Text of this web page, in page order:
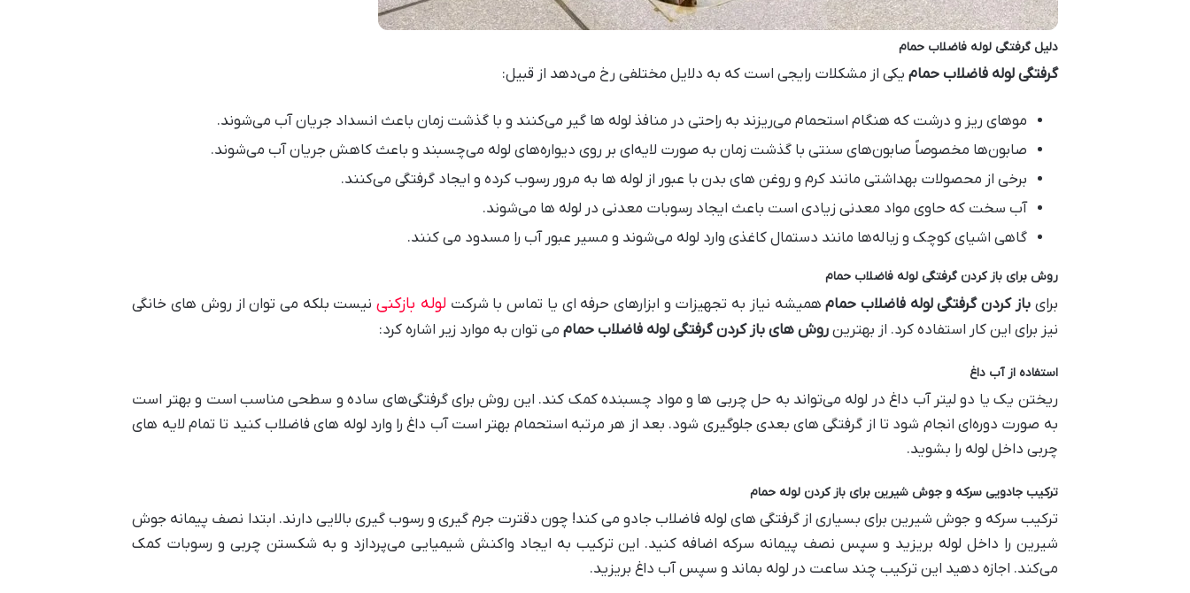
دلیل گرفتگی لوله فاضلاب حمام
گرفتگی لوله فاضلاب حمام یکی از مشکلات رایجی است که به دلایل مختلفی رخ می‌دهد از قبیل:
موهای ریز و درشت که هنگام استحمام می‌ریزند به راحتی در منافذ لوله‌ ها گیر می‌کنند و با گذشت زمان باعث انسداد جریان آب می‌شوند.
صابون‌ها مخصوصاً صابون‌های سنتی با گذشت زمان به صورت لایه‌ای بر روی دیواره‌های لوله می‌چسبند و باعث کاهش جریان آب می‌شوند.
برخی از محصولات بهداشتی مانند کرم‌ و روغن ‌های بدن با عبور از لوله ‌ها به مرور رسوب کرده و ایجاد گرفتگی می‌کنند.
آب سخت که حاوی مواد معدنی زیادی است باعث ایجاد رسوبات معدنی در لوله‌ ها می‌شوند.
گاهی اشیای کوچک و زباله‌ها مانند دستمال کاغذی وارد لوله می‌شوند و مسیر عبور آب را مسدود می کنند.
روش برای باز کردن گرفتگی لوله فاضلاب حمام
برایباز کردن گرفتگی لوله فاضلاب حمامهمیشه نیاز به تجهیزات و ابزارهای حرفه ای یا تماس با شرکتلوله بازکنینیست بلکه می توان از روش های خانگی
نیز برای این کار استفاده کرد. از بهترینروش های باز کردن گرفتگی لوله فاضلاب حمام می توان به موارد زیر اشاره کرد:
استفاده از آب داغ
ریختن یک یا دو لیتر آب داغ در لوله می‌تواند به حل چربی ‌ها و مواد چسبنده کمک کند. این روش برای گرفتگی‌های ساده و سطحی مناسب است و بهتر است
به صورت دوره‌ای انجام شود تا از گرفتگی های بعدی جلوگیری شود. بعد از هر مرتبه استحمام بهتر است آب داغ را وارد لوله های فاضلاب کنید تا تمام لایه های
چربی داخل لوله را بشوید.
ترکیب جادویی سرکه و جوش شیرین برای باز کردن لوله حمام
ترکیب سرکه و جوش شیرین برای بسیاری از گرفتگی های لوله فاضلاب جادو می کند! چون دقترت جرم گیری و رسوب گیری بالایی دارند. ابتدا نصف پیمانه جوش
شیرین را داخل لوله بریزید و سپس نصف پیمانه سرکه اضافه کنید. این ترکیب به ایجاد واکنش شیمیایی می‌پردازد و به شکستن چربی‌ و رسوبات کمک
می‌کند. اجازه دهید این ترکیب چند ساعت در لوله بماند و سپس آب داغ بریزید.